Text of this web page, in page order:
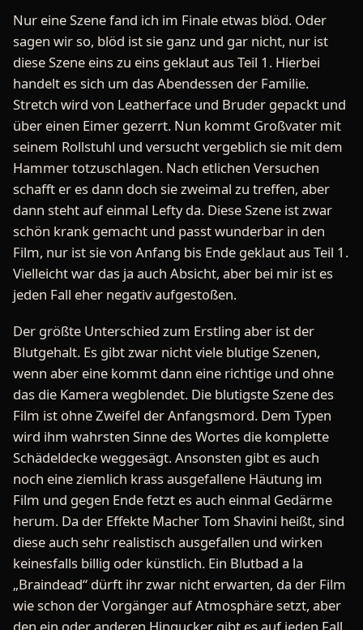
Nur eine Szene fand ich im Finale etwas blöd. Oder
sagen wir so, blöd ist sie ganz und gar nicht, nur ist
diese Szene eins zu eins geklaut aus Teil 1. Hierbei
handelt es sich um das Abendessen der Familie.
Stretch wird von Leatherface und Bruder gepackt und
über einen Eimer gezerrt. Nun kommt Großvater mit
seinem Rollstuhl und versucht vergeblich sie mit dem
Hammer totzuschlagen. Nach etlichen Versuchen
schafft er es dann doch sie zweimal zu treffen, aber
dann steht auf einmal Lefty da. Diese Szene ist zwar
schön krank gemacht und passt wunderbar in den
Film, nur ist sie von Anfang bis Ende geklaut aus Teil 1.
Vielleicht war das ja auch Absicht, aber bei mir ist es
jeden Fall eher negativ aufgestoßen.
Der größte Unterschied zum Erstling aber ist der
Blutgehalt. Es gibt zwar nicht viele blutige Szenen,
wenn aber eine kommt dann eine richtige und ohne
das die Kamera wegblendet. Die blutigste Szene des
Film ist ohne Zweifel der Anfangsmord. Dem Typen
wird ihm wahrsten Sinne des Wortes die komplette
Schädeldecke weggesägt. Ansonsten gibt es auch
noch eine ziemlich krass ausgefallene Häutung im
Film und gegen Ende fetzt es auch einmal Gedärme
herum. Da der Effekte Macher Tom Shavini heißt, sind
diese auch sehr realistisch ausgefallen und wirken
keinesfalls billig oder künstlich. Ein Blutbad a la
„Braindead“ dürft ihr zwar nicht erwarten, da der Film
wie schon der Vorgänger auf Atmosphäre setzt, aber